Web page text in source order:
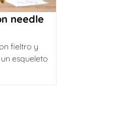
needle
fieltro y
esqueleto